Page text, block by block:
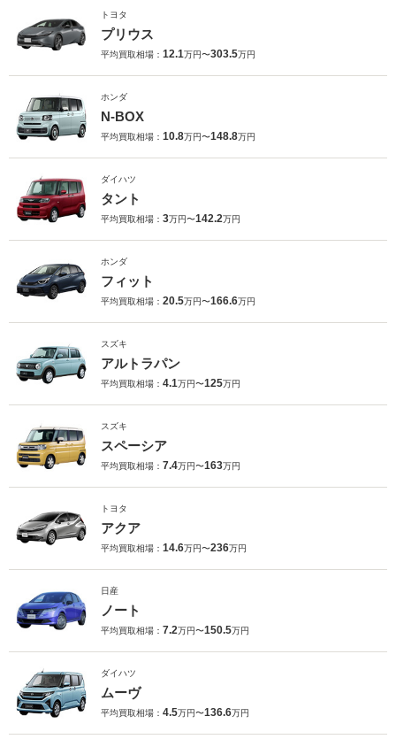
トヨタ
プリウス
平均買取相場： 12.1万円〜303.5万円
ホンダ
N-BOX
平均買取相場： 10.8万円〜148.8万円
ダイハツ
タント
平均買取相場： 3万円〜142.2万円
ホンダ
フィット
平均買取相場： 20.5万円〜166.6万円
スズキ
アルトラパン
平均買取相場： 4.1万円〜125万円
スズキ
スペーシア
平均買取相場： 7.4万円〜163万円
トヨタ
アクア
平均買取相場： 14.6万円〜236万円
日産
ノート
平均買取相場： 7.2万円〜150.5万円
ダイハツ
ムーヴ
平均買取相場： 4.5万円〜136.6万円